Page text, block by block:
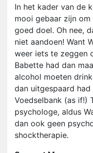
In het kader van de
mooi gebaar zijn om
goed doel. Oh nee,
niet aandoen! Want
weer iets te zeggen
Babette had dan
alcohol moeten
dan uitgespaard
Voedselbank (as if!)
psychologe, aldus
dan ook geen
shocktherapie.